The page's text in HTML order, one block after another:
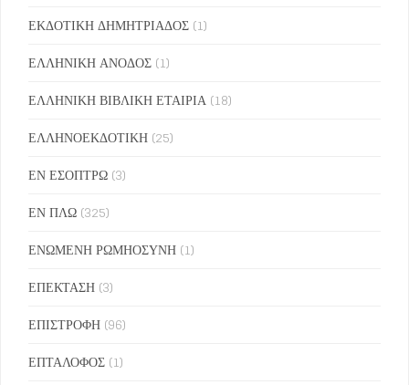
ΕΚΔΟΤΙΚΗ ΔΗΜΗΤΡΙΑΔΟΣ (1)
ΕΛΛΗΝΙΚΗ ΑΝΟΔΟΣ (1)
ΕΛΛΗΝΙΚΗ ΒΙΒΛΙΚΗ ΕΤΑΙΡΙΑ (18)
ΕΛΛΗΝΟΕΚΔΟΤΙΚΗ (25)
ΕΝ ΕΣΟΠΤΡΩ (3)
ΕΝ ΠΛΩ (325)
ΕΝΩΜΕΝΗ ΡΩΜΗΟΣΥΝΗ (1)
ΕΠΕΚΤΑΣΗ (3)
ΕΠΙΣΤΡΟΦΗ (96)
ΕΠΤΑΛΟΦΟΣ (1)